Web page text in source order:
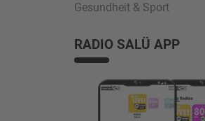
Gesundheit & Sport
RADIO SALÜ APP